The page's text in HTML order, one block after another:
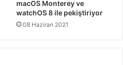
macOS Monterey ve
watchOS 8 ile pekiştiriyor
08 Haziran 2021